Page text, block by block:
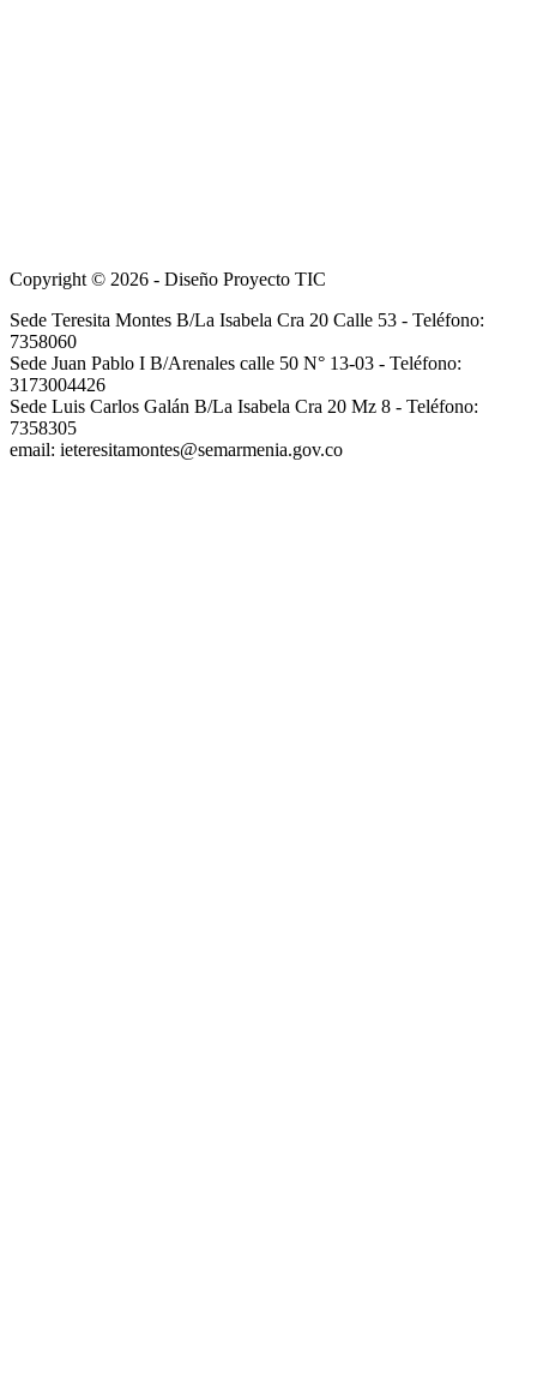
Copyright © 2026 - Diseño Proyecto TIC
Sede Teresita Montes B/La Isabela Cra 20 Calle 53 - Teléfono:
7358060
Sede Juan Pablo I B/Arenales calle 50 N° 13-03 - Teléfono:
3173004426
Sede Luis Carlos Galán B/La Isabela Cra 20 Mz 8 - Teléfono:
7358305
email: ieteresitamontes@semarmenia.gov.co